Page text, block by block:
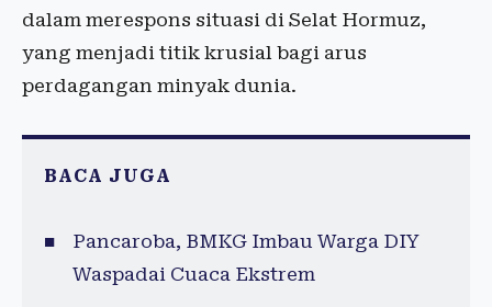
dalam merespons situasi di Selat Hormuz,
yang menjadi titik krusial bagi arus
perdagangan minyak dunia.
BACA JUGA
Pancaroba, BMKG Imbau Warga DIY
Waspadai Cuaca Ekstrem